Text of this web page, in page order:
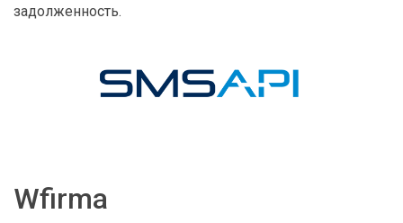
задолженность.
Wfirma